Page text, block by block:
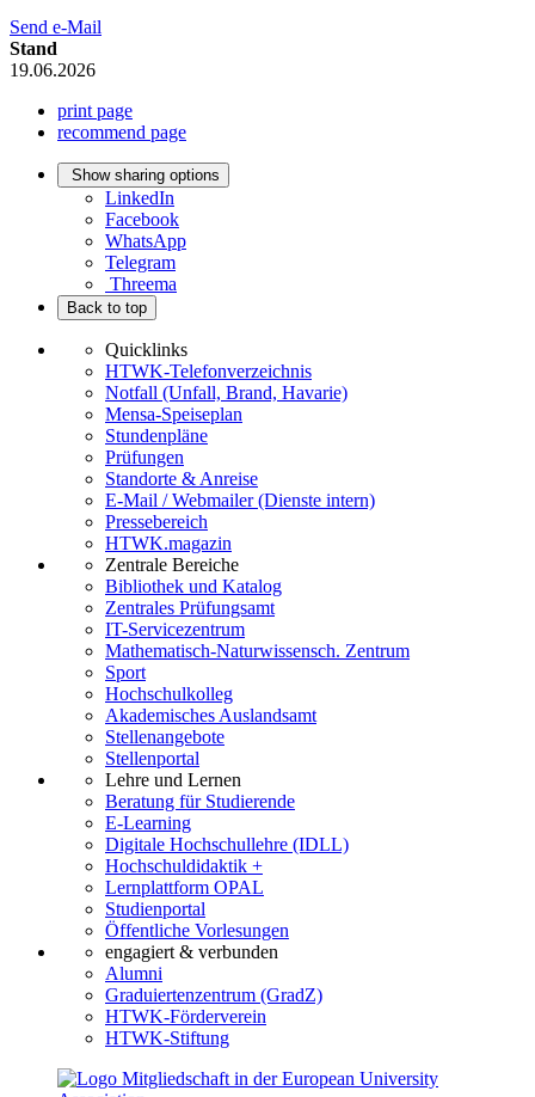
Send e-Mail
Stand
19.06.2026
print page
recommend page
Show sharing options
LinkedIn
Facebook
WhatsApp
Telegram
Threema
Back to top
Quicklinks
HTWK-Telefonverzeichnis
Notfall (Unfall, Brand, Havarie)
Mensa-Speiseplan
Stundenpläne
Prüfungen
Standorte & Anreise
E-Mail / Webmailer (Dienste intern)
Pressebereich
HTWK.magazin
Zentrale Bereiche
Bibliothek und Katalog
Zentrales Prüfungsamt
IT-Servicezentrum
Mathematisch-Naturwissensch. Zentrum
Sport
Hochschulkolleg
Akademisches Auslandsamt
Stellenangebote
Stellenportal
Lehre und Lernen
Beratung für Studierende
E-Learning
Digitale Hochschullehre (IDLL)
Hochschuldidaktik +
Lernplattform OPAL
Studienportal
Öffentliche Vorlesungen
engagiert & verbunden
Alumni
Graduiertenzentrum (GradZ)
HTWK-Förderverein
HTWK-Stiftung